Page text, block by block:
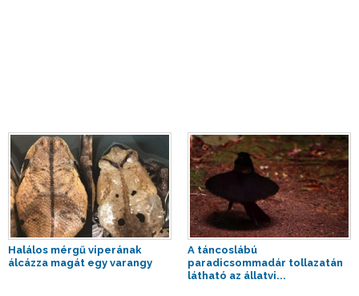
Halálos mérgű viperának
álcázza magát egy varangy
A táncoslábú
paradicsommadár tollazatán
látható az állatvi...